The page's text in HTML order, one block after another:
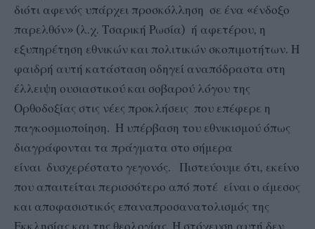
διότι αφενός υπάρχει προσκόλληση σε ένα «ένδοξο
παρελθόν» (λ.χ. Τσαρική Ρωσία) ή αφετέρου, η
εξυπηρέτηση εθνικών και πολιτικών σκοπιμοτήτων. Η
φαιδρή αυτή κατάσταση οδηγεί αναπόδραστα στη
έλλειψη ουσιαστικού και σοβαρού λόγου της
Ορθοδοξίας στις νέες προκλήσεις που επέφερε η
παγκοσμιοποίηση. Η υπέρβαση του εθνικισμού όπως
διαγράφονται τα πράγματα στο σήμερα
είναι δυσχερέστατο γεγονός. Πιστεύουμε ότι, εκείνο
που απαιτείται περισσότερο από ποτέ είναι ο άμεσος
και αποφασιστικός επαναπροσανατολισμός της